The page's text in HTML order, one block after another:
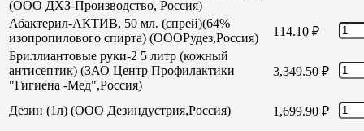
(ООО ДХЗ-Производство, Россия)
Абактерил-АКТИВ, 50 мл. (спрей)(64%
изопропилового спирта) (ОООРудез,Россия)
114.10 ₽
Бриллиантовые руки-2 5 литр (кожный
антисептик) (ЗАО Центр Профилактики
"Гигиена -Мед",Россия)
3,349.50 ₽
Дезин (1л) (ООО Дезиндустрия,Россия) 1,699.90 ₽